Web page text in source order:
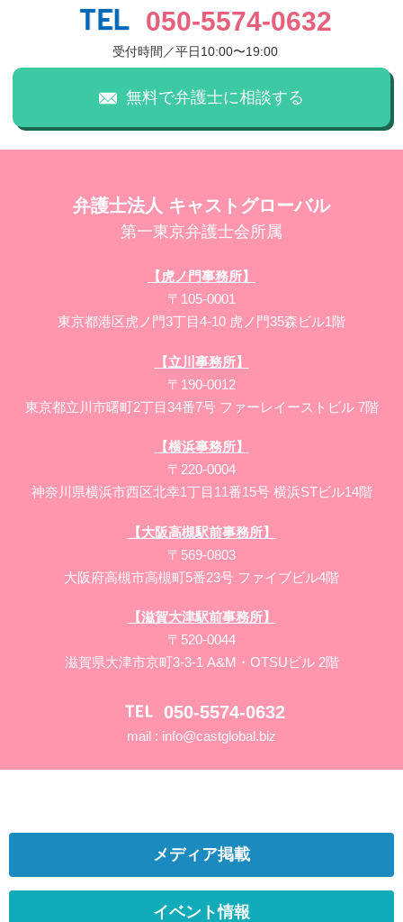
050-5574-0632
受付時間／平日10:00〜19:00
無料で弁護士に相談する
弁護士法人 キャストグローバル
第一東京弁護士会所属
【虎ノ門事務所】
〒105-0001
東京都港区虎ノ門3丁目4-10 虎ノ門35森ビル1階
【立川事務所】
〒190-0012
東京都立川市曙町2丁目34番7号 ファーレイーストビル 7階
【横浜事務所】
〒220-0004
神奈川県横浜市西区北幸1丁目11番15号 横浜STビル14階
【大阪高槻駅前事務所】
〒569-0803
大阪府高槻市高槻町5番23号 ファイブビル4階
【滋賀大津駅前事務所】
〒520-0044
滋賀県大津市京町3-3-1 A&M・OTSUビル 2階
050-5574-0632
mail : info@castglobal.biz
メディア掲載
イベント情報